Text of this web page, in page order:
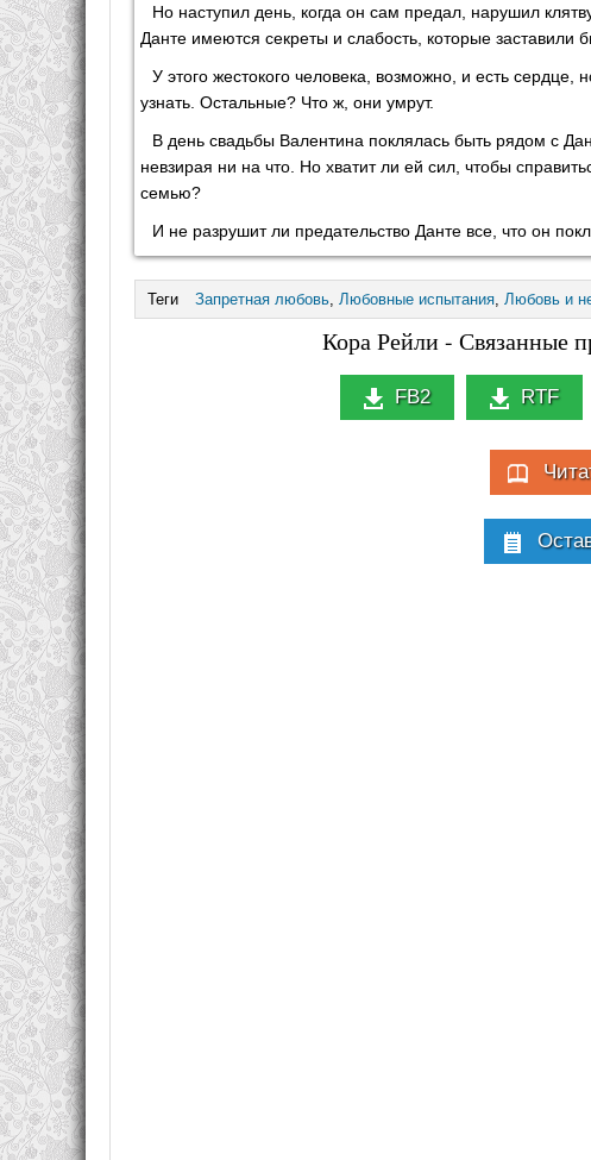
Но наступил день, когда он сам предал, нарушил
Данте имеются секреты и слабость, которые заставили
У этого жестокого человека, возможно, и есть
узнать. Остальные? Что ж, они умрут.
В день свадьбы Валентина поклялась быть рядом с
невзирая ни на что. Но хватит ли ей сил, чтобы
семью?
И не разрушит ли предательство Данте все, что он
Теги Запретная любовь Любовные испытания Любовь и
Кора Рейли - Связанные
FB2 RTF